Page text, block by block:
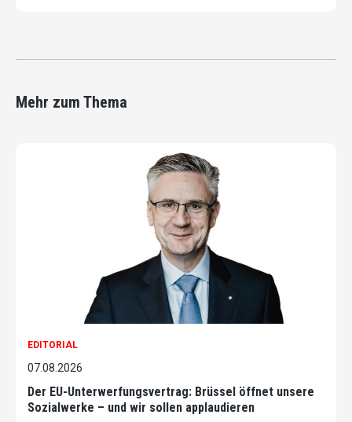
Mehr zum Thema
EDITORIAL
07.08.2026
Der EU-Unterwerfungsvertrag: Brüssel öffnet unsere
Sozialwerke – und wir sollen applaudieren